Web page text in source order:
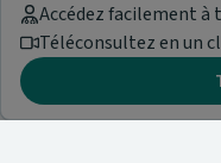
Accédez facilement à
Téléconsultez en un